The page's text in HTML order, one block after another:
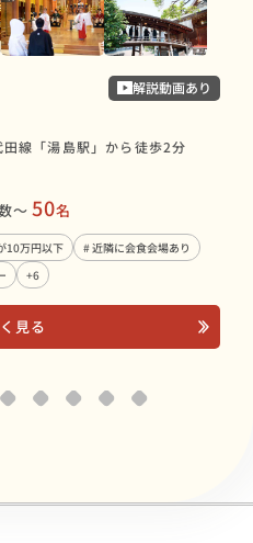
解説動画あり
線「湯島駅」から徒歩2分
〜 50名
10万円以下
# 近隣に会食会場あり
+6
見る